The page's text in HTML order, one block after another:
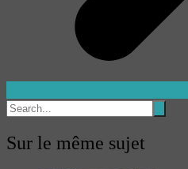
Sur le même sujet